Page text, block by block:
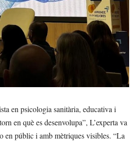
en psicologia sanitària, educativa i
en què es desenvolupa”, L’experta va
en públic i amb mètriques visibles. “La